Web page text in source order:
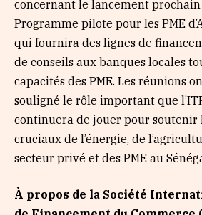
concernant le lancement prochain
Programme pilote pour les PME
qui fournira des lignes de
de conseils aux banques locales
capacités des PME. Les réunions
souligné le rôle important que
continuera de jouer pour soutenir
cruciaux de l’énergie, de
secteur privé et des PME au
À propos de la Société